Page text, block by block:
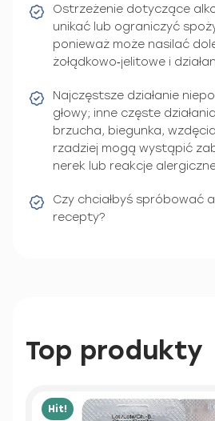
Ostrzeżenie dotyczące
unikać lub ograniczyć
ponieważ może nasilać
żołądkowo‑jelitowe i
Najczęstsze działanie
głowy; inne częste
brzucha, biegunka,
rzadziej mogą wystąpić
nerek lub reakcje
Czy chciałbyś spróbować
recepty?
Top produkty
Hit!